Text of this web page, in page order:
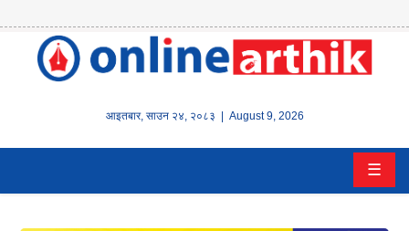
आइतबार, साउन २४, २०८३ | August 9, 2026
होम
वित्त
☰